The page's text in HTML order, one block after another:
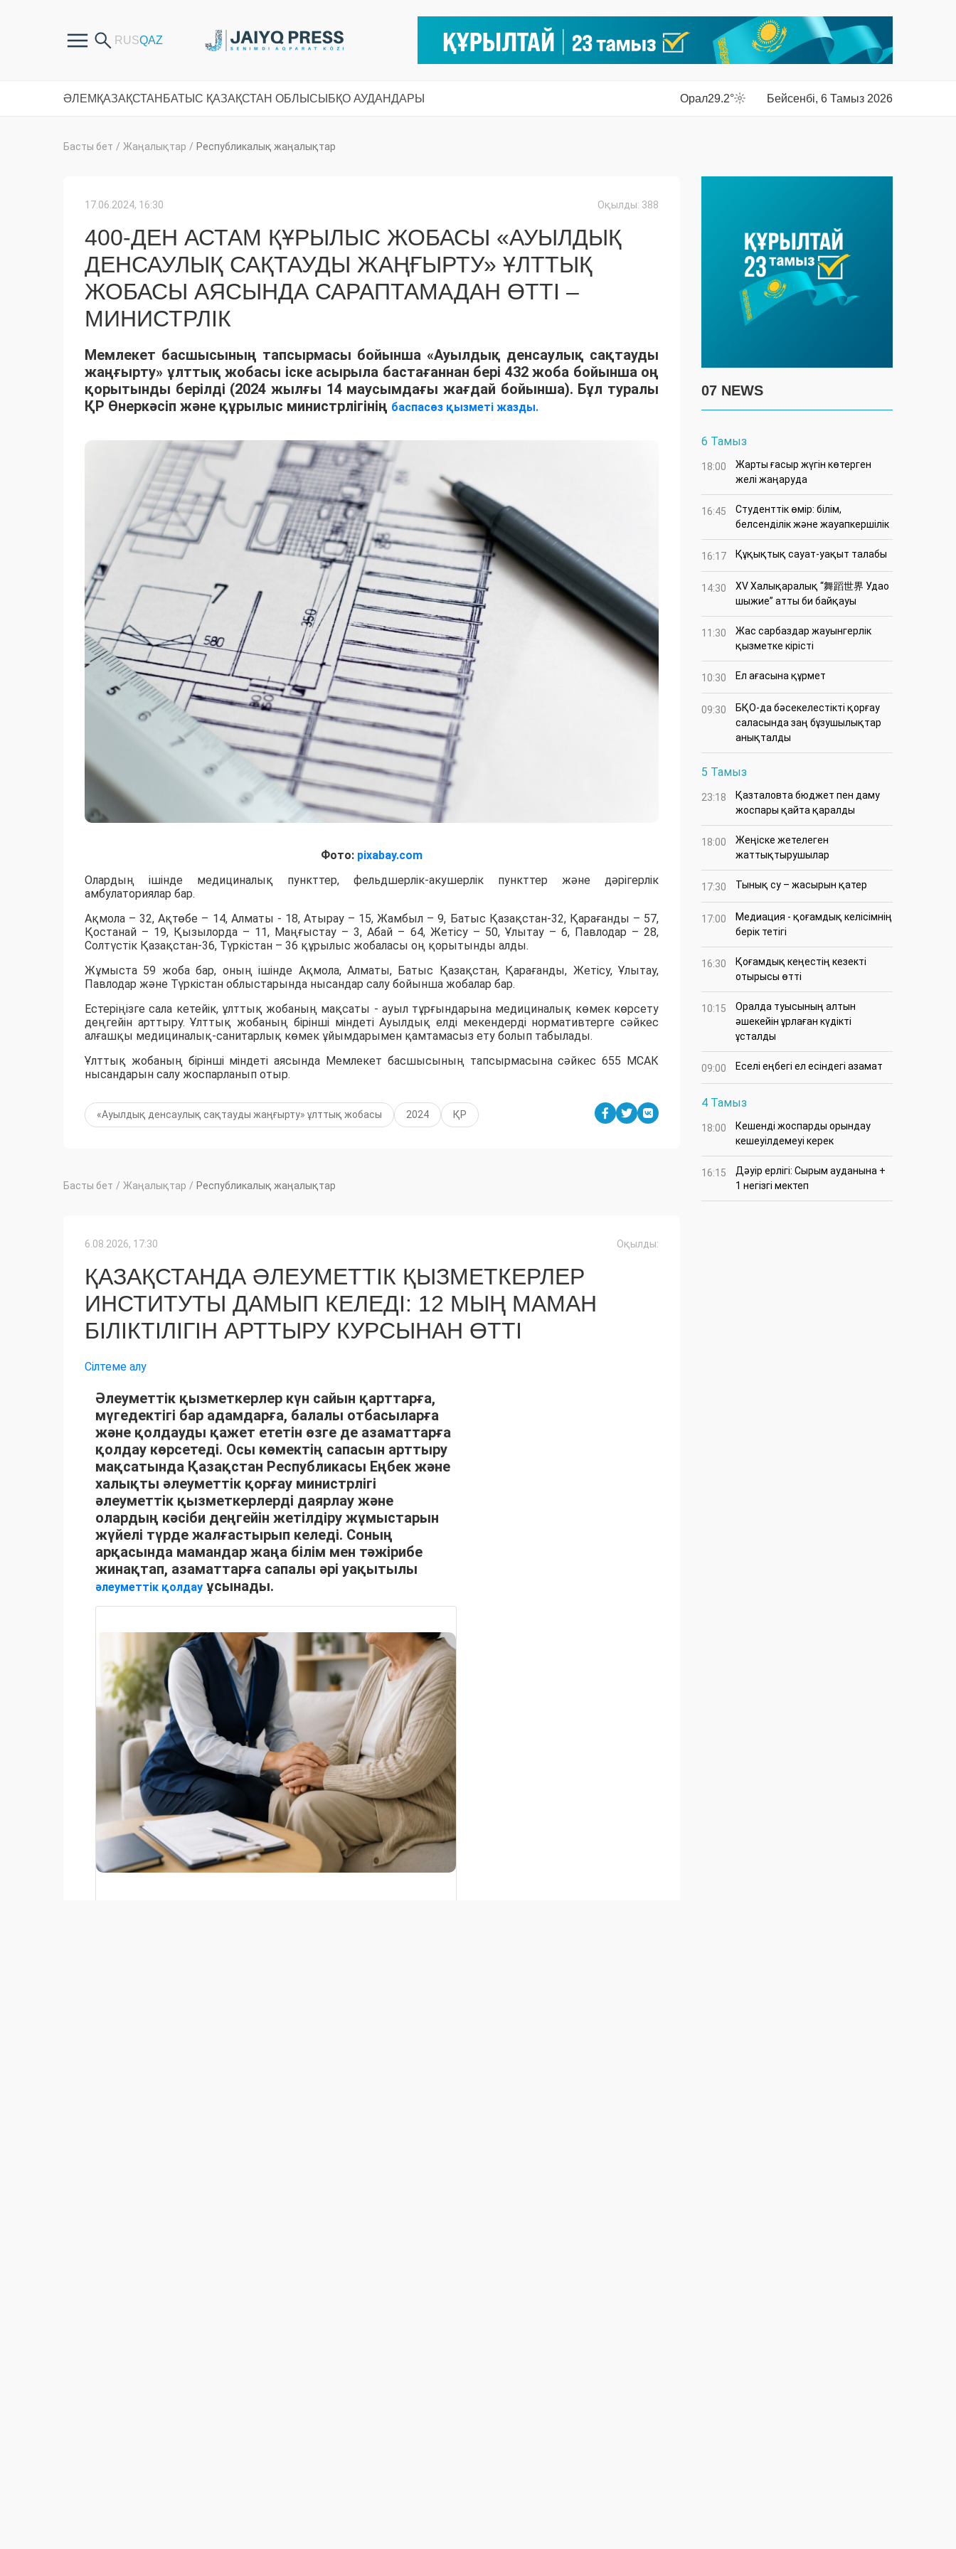
ӘЛЕМ ҚАЗАҚСТАН БАТЫС ҚАЗАҚСТАН ОБЛЫСЫ БҚО АУДАНДАРЫ Орал29.2° Бейсенбі, 6 Тамыз 2026
Басты бет / Жаңалықтар / Республикалық жаңалықтар
17.06.2024, 16:30 Оқылды: 388
400-ДЕН АСТАМ ҚҰРЫЛЫС ЖОБАСЫ «АУЫЛДЫҚ
ДЕНСАУЛЫҚ САҚТАУДЫ ЖАҢҒЫРТУ» ҰЛТТЫҚ
ЖОБАСЫ АЯСЫНДА САРАПТАМАДАН ӨТТІ –
МИНИСТРЛІК
Мемлекет басшысының тапсырмасы бойынша «Ауылдық денсаулық сақтауды
жаңғырту» ұлттық жобасы іске асырыла бастағаннан бері 432 жоба бойынша оң
қорытынды берілді (2024 жылғы 14 маусымдағы жағдай бойынша). Бұл туралы
ҚР Өнеркәсіп және құрылыс министрлігінің баспасөз қызметі жазды.
Фото: pixabay.com
Олардың ішінде медициналық пункттер, фельдшерлік-акушерлік пункттер және дәрігерлік
амбулаториялар бар.
Ақмола – 32, Ақтөбе – 14, Алматы - 18, Атырау – 15, Жамбыл – 9, Батыс Қазақстан-32, Қарағанды – 57,
Қостанай – 19, Қызылорда – 11, Маңғыстау – 3, Абай – 64, Жетісу – 50, Ұлытау – 6, Павлодар – 28,
Солтүстік Қазақстан-36, Түркістан – 36 құрылыс жобаласы оң қорытынды алды.
Жұмыста 59 жоба бар, оның ішінде Ақмола, Алматы, Батыс Қазақстан, Қарағанды, Жетісу, Ұлытау,
Павлодар және Түркістан облыстарында нысандар салу бойынша жобалар бар.
Естеріңізге сала кетейік, ұлттық жобаның мақсаты - ауыл тұрғындарына медициналық көмек көрсету
деңгейін арттыру. Ұлттық жобаның бірінші міндеті Ауылдық елді мекендерді нормативтерге сәйкес
алғашқы медициналық-санитарлық көмек ұйымдарымен қамтамасыз ету болып табылады.
Ұлттық жобаның бірінші міндеті аясында Мемлекет басшысының тапсырмасына сәйкес 655 МСАК
нысандарын салу жоспарланып отыр.
«Ауылдық денсаулық сақтауды жаңғырту» ұлттық жобасы 2024 ҚР
Басты бет / Жаңалықтар / Республикалық жаңалықтар
6.08.2026, 17:30 Оқылды:
ҚАЗАҚСТАНДА ӘЛЕУМЕТТІК ҚЫЗМЕТКЕРЛЕР
ИНСТИТУТЫ ДАМЫП КЕЛЕДІ: 12 МЫҢ МАМАН
БІЛІКТІЛІГІН АРТТЫРУ КУРСЫНАН ӨТТІ
Сілтеме алу
Әлеуметтік қызметкерлер күн сайын қарттарға,
мүгедектігі бар адамдарға, балалы отбасыларға
және қолдауды қажет ететін өзге де азаматтарға
қолдау көрсетеді. Осы көмектің сапасын арттыру
мақсатында Қазақстан Республикасы Еңбек және
халықты әлеуметтік қорғау министрлігі
әлеуметтік қызметкерлерді даярлау және
олардың кәсіби деңгейін жетілдіру жұмыстарын
жүйелі түрде жалғастырып келеді. Соның
арқасында мамандар жаңа білім мен тәжірибе
жинақтап, азаматтарға сапалы әрі уақытылы
әлеуметтік қолдау ұсынады.
07 NEWS
6 Тамыз
18:00
Жарты ғасыр жүгін көтерген
желі жаңаруда
16:45
Студенттік өмір: білім,
белсенділік және жауапкершілік
16:17 Құқықтық сауат-уақыт талабы
14:30
XV Халықаралық “舞蹈世界 Удао
шыжие” атты би байқауы
11:30
Жас сарбаздар жауынгерлік
қызметке кірісті
10:30 Ел ағасына құрмет
09:30
БҚО-да бәсекелестікті қорғау
саласында заң бұзушылықтар
анықталды
5 Тамыз
23:18
Қазталовта бюджет пен даму
жоспары қайта қаралды
18:00
Жеңіске жетелеген
жаттықтырушылар
17:30 Тынық су – жасырын қатер
17:00
Медиация - қоғамдық келісімнің
берік тетігі
16:30
Қоғамдық кеңестің кезекті
отырысы өтті
10:15
Оралда туысының алтын
әшекейін ұрлаған күдікті
ұсталды
09:00 Еселі еңбегі ел есіндегі азамат
4 Тамыз
18:00
Кешенді жоспарды орындау
кешеуілдемеуі керек
16:15
Дәуір ерлігі: Сырым ауданына +
1 негізгі мектеп